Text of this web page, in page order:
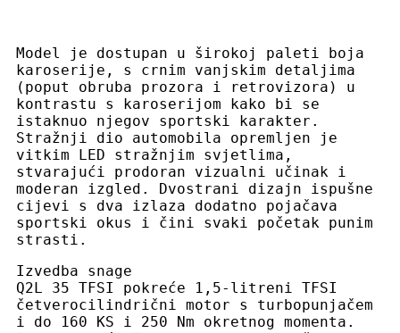
Model je dostupan u širokoj paleti boja
karoserije, s crnim vanjskim detaljima
(poput obruba prozora i retrovizora) u
kontrastu s karoserijom kako bi se
istaknuo njegov sportski karakter.
Stražnji dio automobila opremljen je
vitkim LED stražnjim svjetlima,
stvarajući prodoran vizualni učinak i
moderan izgled. Dvostrani dizajn ispušne
cijevi s dva izlaza dodatno pojačava
sportski okus i čini svaki početak punim
strasti.
Izvedba snage
Q2L 35 TFSI pokreće 1,5-litreni TFSI
četverocilindrični motor s turbopunjačem
i do 160 KS i 250 Nm okretnog momenta.